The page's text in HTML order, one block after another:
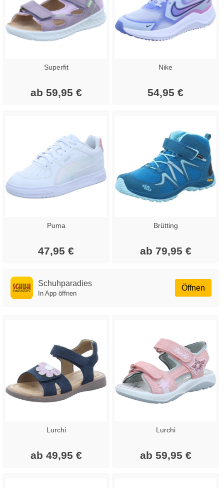
Superfit
ab 59,95 €
Nike
54,95 €
Puma
47,95 €
Brütting
ab 79,95 €
Öffnen
Schuhparadies
In App öffnen
Lurchi
ab 49,95 €
Lurchi
ab 59,95 €